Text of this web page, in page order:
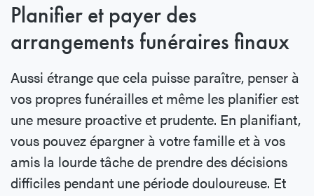
Planifier et payer des
arrangements funéraires finaux
Aussi étrange que cela puisse paraître, penser à
vos propres funérailles et même les planifier est
une mesure proactive et prudente. En planifiant,
vous pouvez épargner à votre famille et à vos
amis la lourde tâche de prendre des décisions
difficiles pendant une période douloureuse. Et